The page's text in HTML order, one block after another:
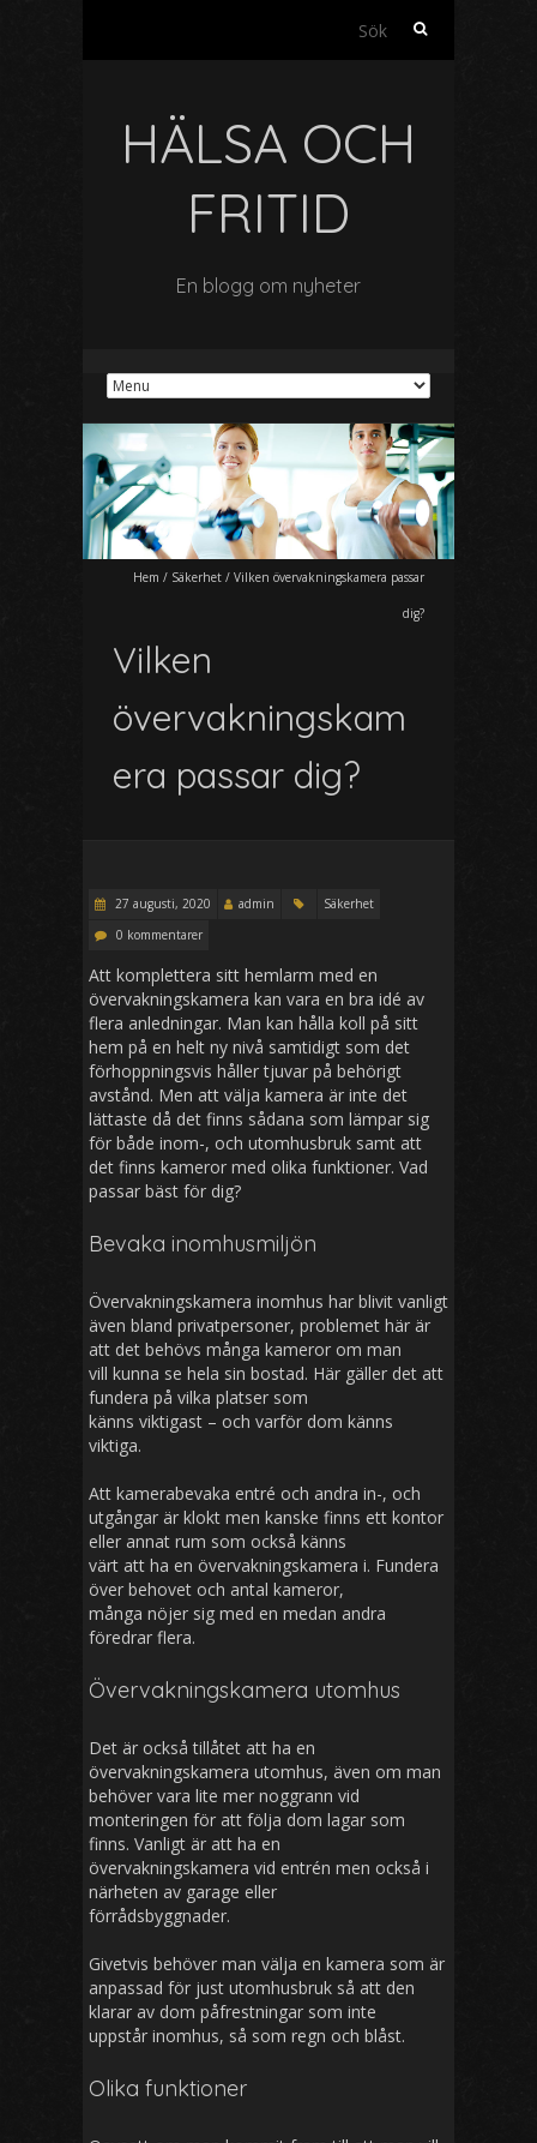
Sök
HÄLSA OCH
FRITID
En blogg om nyheter
Hem / Säkerhet / Vilken övervakningskamera passar
dig?
Vilken
övervakningskam
era passar dig?
27 augusti, 2020 admin
Säkerhet
0 kommentarer
Att komplettera sitt hemlarm med en
övervakningskamera kan vara en bra idé av
flera anledningar. Man kan hålla koll på sitt
hem på en helt ny nivå samtidigt som det
förhoppningsvis håller tjuvar på behörigt
avstånd. Men att välja kamera är inte det
lättaste då det finns sådana som lämpar sig
för både inom-, och utomhusbruk samt att
det finns kameror med olika funktioner. Vad
passar bäst för dig?
Bevaka inomhusmiljön
Övervakningskamera inomhus har blivit vanligt
även bland privatpersoner, problemet här är
att det behövs många kameror om man
vill kunna se hela sin bostad. Här gäller det att
fundera på vilka platser som
känns viktigast – och varför dom känns
viktiga.
Att kamerabevaka entré och andra in-, och
utgångar är klokt men kanske finns ett kontor
eller annat rum som också känns
värt att ha en övervakningskamera i. Fundera
över behovet och antal kameror,
många nöjer sig med en medan andra
föredrar flera.
Övervakningskamera utomhus
Det är också tillåtet att ha en
övervakningskamera utomhus, även om man
behöver vara lite mer noggrann vid
monteringen för att följa dom lagar som
finns. Vanligt är att ha en
övervakningskamera vid entrén men också i
närheten av garage eller
förrådsbyggnader.
Givetvis behöver man välja en kamera som är
anpassad för just utomhusbruk så att den
klarar av dom påfrestningar som inte
uppstår inomhus, så som regn och blåst.
Olika funktioner